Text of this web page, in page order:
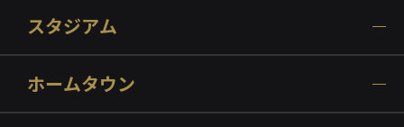
スタジアム
ホームタウン